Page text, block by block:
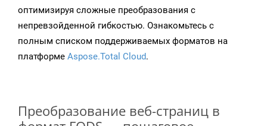
оптимизируя сложные преобразования с
непревзойденной гибкостью. Ознакомьтесь с
полным списком поддерживаемых форматов на
платформе Aspose.Total Cloud.
Преобразование веб-страниц в